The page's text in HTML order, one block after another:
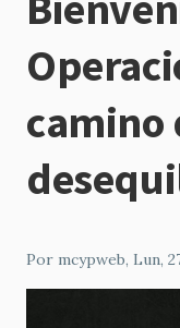
de
navegación
camino
Por mcypweb, Lun,